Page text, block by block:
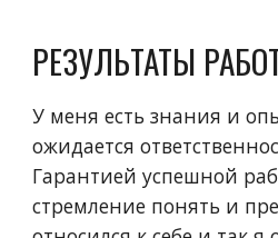
РЕЗУЛЬТАТЫ
У меня есть знания и
ожидается
Гарантией успешной
стремление понять и